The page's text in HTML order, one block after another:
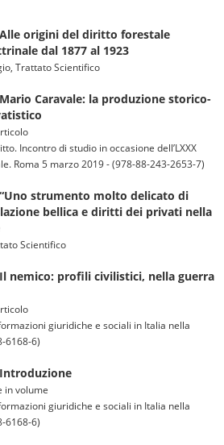
Alle origini del diritto forestale
dal 1877 al 1923
Trattato Scientifico
Mario Caravale: la produzione storico-
Incontro di studio in occasione dell’LXXX
Roma 5 marzo 2019 - (978-88-243-2653-7)
“Uno strumento molto delicato di
bellica e diritti dei privati nella
Scientifico
Il nemico: profili civilistici, nella guerra
giuridiche e sociali in Italia nella
6168-6)
Introduzione
in volume
giuridiche e sociali in Italia nella
6168-6)